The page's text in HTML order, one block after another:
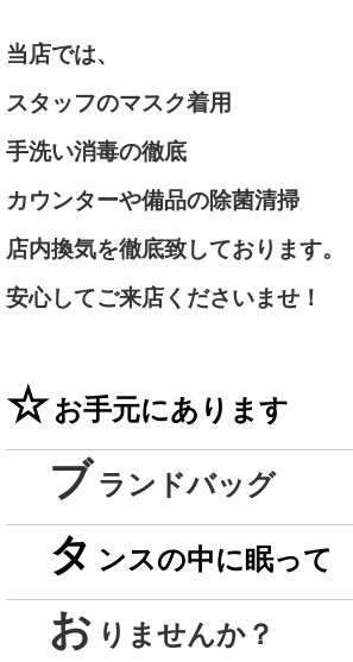
当店では、
スタッフのマスク着用
手洗い消毒の徹底
カウンターや備品の除菌清掃
店内換気を徹底致しております。
安心してご来店くださいませ！
☆ お手元にあります
ブ ランドバッグ
タ ンスの中に眠って
お りませんか？